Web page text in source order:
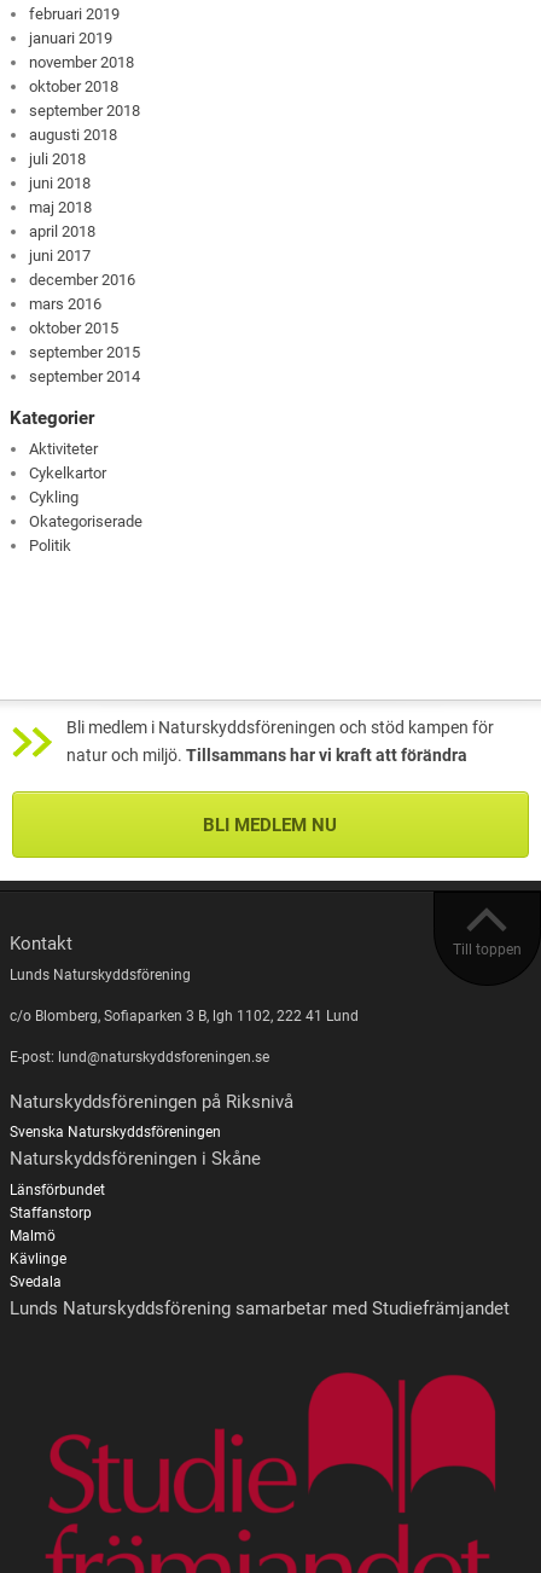
februari 2019
januari 2019
november 2018
oktober 2018
september 2018
augusti 2018
juli 2018
juni 2018
maj 2018
april 2018
juni 2017
december 2016
mars 2016
oktober 2015
september 2015
september 2014
Kategorier
Aktiviteter
Cykelkartor
Cykling
Okategoriserade
Politik
Bli medlem i Naturskyddsföreningen och stöd kampen för
natur och miljö. Tillsammans har vi kraft att förändra
BLI MEDLEM NU
Till toppen
Kontakt
Lunds Naturskyddsförening
c/o Blomberg, Sofiaparken 3 B, lgh 1102, 222 41 Lund
E-post: lund@naturskyddsforeningen.se
Naturskyddsföreningen på Riksnivå
Svenska Naturskyddsföreningen
Naturskyddsföreningen i Skåne
Länsförbundet
Staffanstorp
Malmö
Kävlinge
Svedala
Lunds Naturskyddsförening samarbetar med Studiefrämjandet